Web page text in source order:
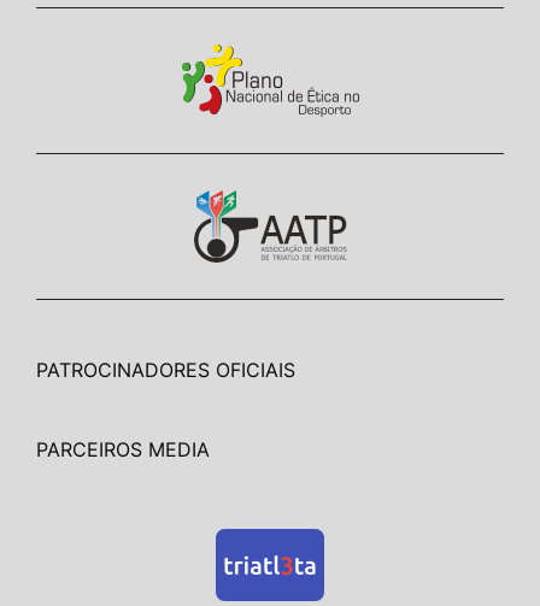
PATROCINADORES OFICIAIS
PARCEIROS MEDIA